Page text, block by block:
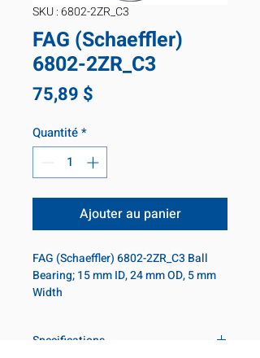
SKU : 6802-2ZR_C3
FAG (Schaeffler)
6802-2ZR_C3
75,89 $
Quantité*
Ajouter au panier
FAG (Schaeffler) 6802-2ZR_C3 Ball
Bearing; 15 mm ID, 24 mm OD, 5 mm
Width
Specifications